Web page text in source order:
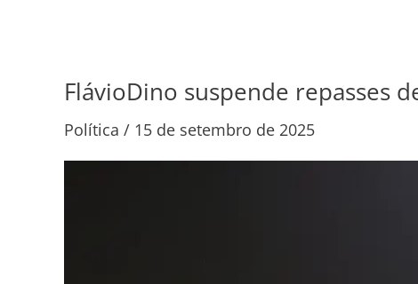
FlávioDino suspende repasses
Política / 15 de setembro de 2025
FlávioDino
repasses